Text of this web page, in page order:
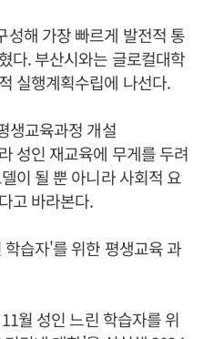
성해 가장 빠르게 발전적 통
다. 부산시와는 글로컬대학
실행계획수립에 나선다.
생교육과정 개설
성인 재교육에 무게를 두려
이 될 뿐 아니라 사회적 요
고 바라본다.
습자'를 위한 평생교육 과
월 성인 느린 학습자를 위